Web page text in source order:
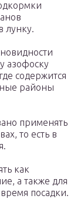
лунку.
азофоску
содержится
районы
применять
то есть в
как
а также для
посадки.